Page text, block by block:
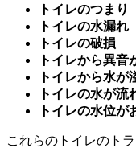
トイレのつまり
トイレの水漏れ
トイレの破損
トイレから異音
トイレから水が
トイレの水が流
トイレの水位が
これらのトイレのト